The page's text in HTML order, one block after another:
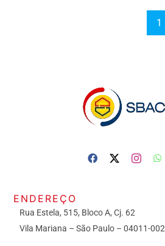
1
ENDEREÇO
Rua Estela, 515, Bloco A, Cj. 62
Vila Mariana – São Paulo – 04011-002